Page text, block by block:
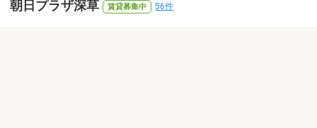
朝日プラザ深草 賃貸募集中 56件